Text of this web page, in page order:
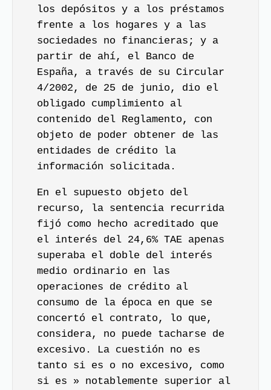
los depósitos y a los préstamos
frente a los hogares y a las
sociedades no financieras; y a
partir de ahí, el Banco de
España, a través de su Circular
4/2002, de 25 de junio, dio el
obligado cumplimiento al
contenido del Reglamento, con
objeto de poder obtener de las
entidades de crédito la
información solicitada.
En el supuesto objeto del
recurso, la sentencia recurrida
fijó como hecho acreditado que
el interés del 24,6% TAE apenas
superaba el doble del interés
medio ordinario en las
operaciones de crédito al
consumo de la época en que se
concertó el contrato, lo que,
considera, no puede tacharse de
excesivo. La cuestión no es
tanto si es o no excesivo, como
si es » notablemente superior al